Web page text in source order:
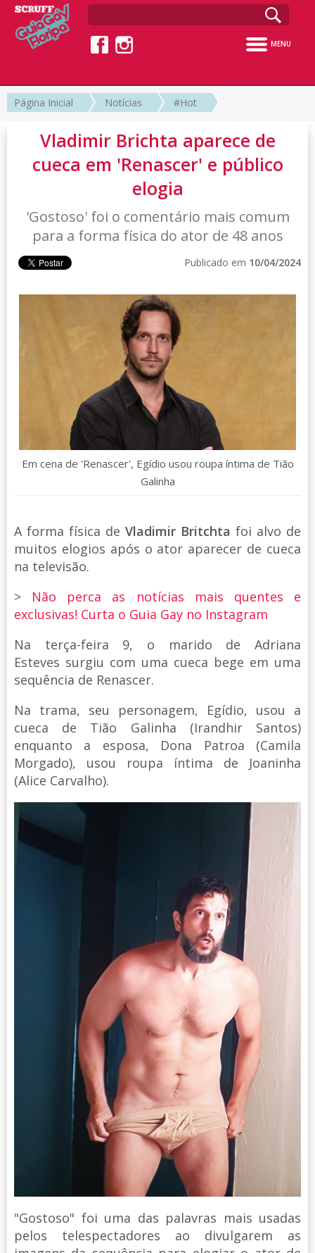
MENU
Página Inicial Notícias #Hot
Vladimir Brichta aparece de
cueca em 'Renascer' e público
elogia
'Gostoso' foi o comentário mais comum
para a forma física do ator de 48 anos
Publicado em 10/04/2024
Em cena de 'Renascer', Egídio usou roupa íntima de Tião
Galinha
A forma física de Vladimir Britchta foi alvo de
muitos elogios após o ator aparecer de cueca
na televisão.
> Não perca as notícias mais quentes e
exclusivas! Curta o Guia Gay no Instagram
Na terça-feira 9, o marido de Adriana
Esteves surgiu com uma cueca bege em uma
sequência de Renascer.
Na trama, seu personagem, Egídio, usou a
cueca de Tião Galinha (Irandhir Santos)
enquanto a esposa, Dona Patroa (Camila
Morgado), usou roupa íntima de Joaninha
(Alice Carvalho).
"Gostoso" foi uma das palavras mais usadas
pelos telespectadores ao divulgarem as